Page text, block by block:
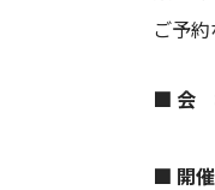
ご予
■ 会
（
■ 開